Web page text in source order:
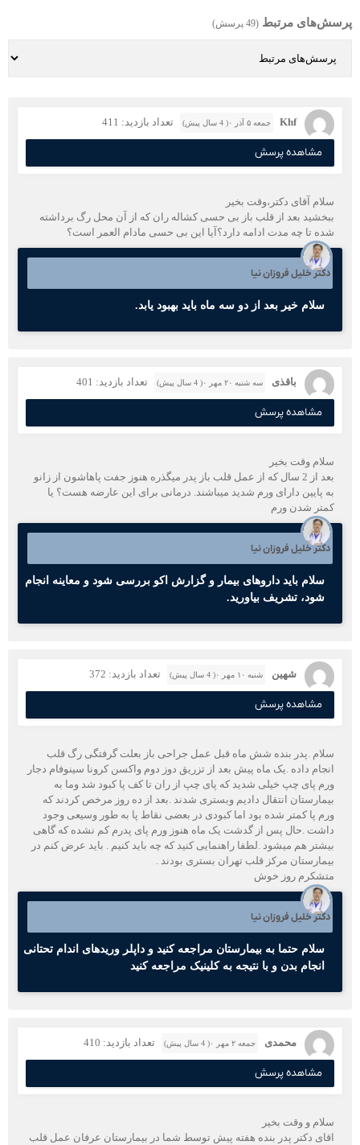
پرسش‌های مرتبط (49 پرسش)
Khf جمعه ۵ آذر ۰( 4 سال پیش) تعداد بازدید: 411
مشاهده پرسش
سلام آقای دکتر،وقت بخیر
ببخشید بعد از قلب باز بی حسی کشاله ران که از آن محل رگ برداشته
شده تا چه مدت ادامه دارد؟آیا این بی حسی مادام العمر است؟
دکتر خلیل فروزان نیا
سلام خیر بعد از دو سه ماه باید بهبود یابد.
باقذی سه شنبه ۲۰ مهر ۰( 4 سال پیش) تعداد بازدید: 401
مشاهده پرسش
سلام وقت بخیر
بعد از 2 سال که از عمل قلب باز پدر میگذره هنوز جفت پاهاشون از زانو
به پایین دارای ورم شدید میباشند. درمانی برای این عارضه هست؟ یا
کمتر شدن ورم
دکتر خلیل فروزان نیا
سلام باید داروهای بیمار و گزارش اکو بررسی شود و معاینه انجام
شود، تشریف بیاورید.
شهین شنبه ۱۰ مهر ۰( 4 سال پیش) تعداد بازدید: 372
مشاهده پرسش
سلام .پدر بنده شش ماه قبل عمل جراحی باز بعلت گرفتگی رگ قلب
انجام داده .یک ماه پیش بعد از تزریق دوز دوم واکسن کرونا سینوفام دجار
ورم پای چپ خیلی شدید که پای چپ از ران تا کف پا کبود شد وما به
بیمارستان انتقال دادیم وبستری شدند .بعد از ده روز مرخص کردند که
ورم پا کمتر شده بود اما کبودی در بعضی نقاط پا به طور وسیعی وجود
داشت .حال پس از گدشت یک ماه هنوز ورم پای پدرم کم نشده که گاهی
بیشتر هم میشود .لطفا راهنمایی کنید که چه باید کنیم . باید عرض کنم در
بیمارستان مرکز قلب تهران بستری بودند .
متشکرم روز خوش
دکتر خلیل فروزان نیا
سلام حتما به بیمارستان مراجعه کنید و داپلر وریدهای اندام تحتانی
انجام بدن و با نتیجه به کلینیک مراجعه کنید
محمدی جمعه ۲ مهر ۰( 4 سال پیش) تعداد بازدید: 410
مشاهده پرسش
سلام و وقت بخیر
اقای دکتر پدر بنده هفته پیش توسط شما در بیمارستان عرفان عمل قلب